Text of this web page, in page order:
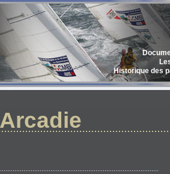
Historique des